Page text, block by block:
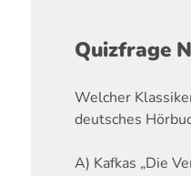
Quizfrage
Welcher
deutsches
A) Kafkas „Die